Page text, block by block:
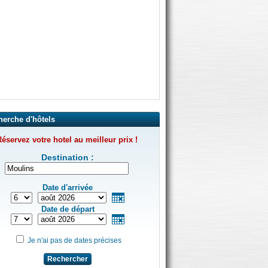
d'hôtels
votre hotel au meilleur prix !
Destination :
Date d'arrivée
Date de départ
Je n'ai pas de dates précises
Rechercher